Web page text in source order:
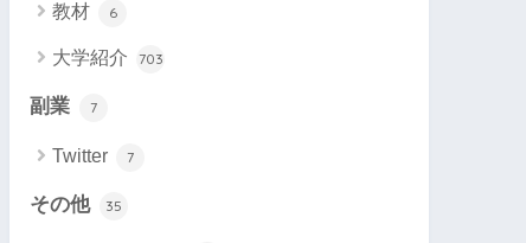
教材 6
大学紹介 703
副業 7
Twitter 7
その他 35